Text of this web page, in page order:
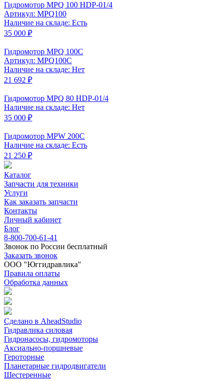
Гидромотор MPQ 100 HDP-01/4
Артикул: MPQ100
Наличие на складе: Есть
35 000 ₽
Гидромотор MPQ 100C
Артикул: MPQ100C
Наличие на складе: Нет
21 692 ₽
Гидромотор MPQ 80 HDP-01/4
Наличие на складе: Нет
35 000 ₽
Гидромотор MPW 200C
Наличие на складе: Есть
21 250 ₽
Каталог
Запчасти для техники
Услуги
Как заказать запчасти
Контакты
Личный кабинет
Блог
8-800-700-61-41
Звонок по России бесплатный
Заказать звонок
ООО "Юггидравлика"
Правила оплаты
Обработка данных
Сделано в AheadStudio
Гидравлика силовая
Гидронасосы, гидромоторы
Аксиально-поршневые
Героторные
Планетарные гидродвигатели
Шестеренные